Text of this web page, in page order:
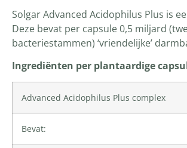
Solgar Advanced Acidophilus Plus is
Deze bevat per capsule 0,5 miljard
bacteriestammen) ‘vriendelijke’
Ingrediënten per plantaardige
Advanced Acidophilus Plus complex
Bevat: